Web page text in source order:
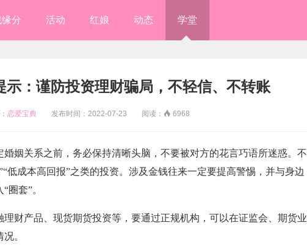
分 活动 红娘 动态 学堂
示：谨防投资理财骗局，不轻信、不转账
恋爱宝典发布时间：2022-07-23 阅读：  6968
姻关系之前，务必保持清晰头脑，不要被对方的花言巧语所迷惑。不
低成本高回报”之类的投资。涉及金钱往来一定要提高警惕，并与身边
圈套”。
财产品、现货期货投资等，要通过正规机构，可以在证监会、期货业
。